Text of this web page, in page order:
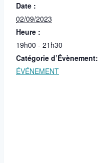
Date :
02/09/2023
Heure :
19h00 - 21h30
Catégorie d’Évènement:
ÉVÉNEMENT